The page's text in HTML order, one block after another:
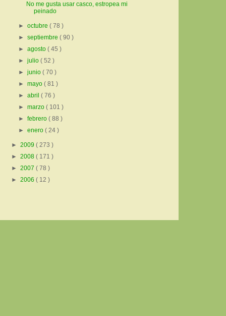
No me gusta usar casco, estropea mi
peinado
►octubre( 78 )
►septiembre( 90 )
►agosto( 45 )
►julio( 52 )
►junio( 70 )
►mayo( 81 )
►abril( 76 )
►marzo( 101 )
►febrero( 88 )
►enero( 24 )
► 2009 ( 273 )
► 2008 ( 171 )
► 2007 ( 78 )
► 2006 ( 12 )